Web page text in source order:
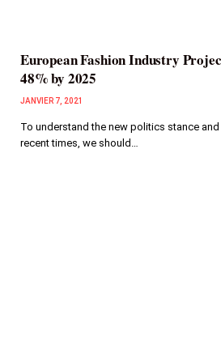
European Fashion Industry
48% by 2025
JANVIER 7, 2021
To understand the new politics stance
recent times, we should…